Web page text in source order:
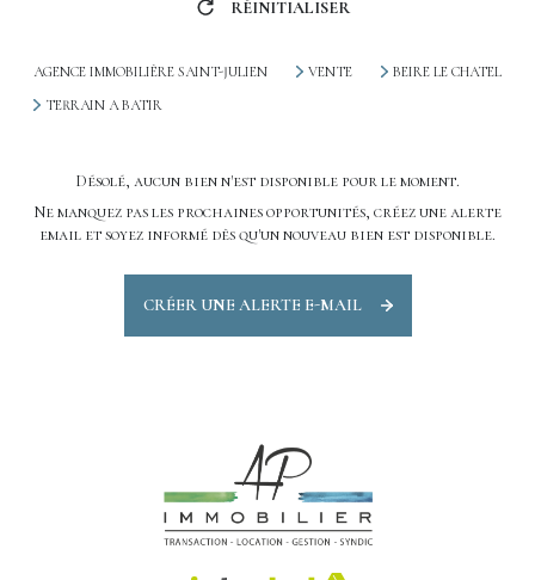
RÉINITIALISER
AGENCE IMMOBILIÈRE SAINT-JULIEN VENTE
BEIRE LE CHATEL
TERRAIN A BATIR
Désolé, aucun bien n'est disponible pour le moment.
Ne manquez pas les prochaines opportunités, créez une alerte
email et soyez informé dès qu'un nouveau bien est disponible.
CRÉER UNE ALERTE E-MAIL